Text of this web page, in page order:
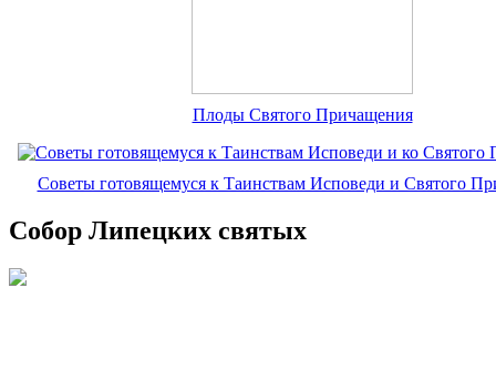
Плоды Святого Причащения
Советы готовящемуся к Таинствам Исповеди и Святого
Собор Липецких святых